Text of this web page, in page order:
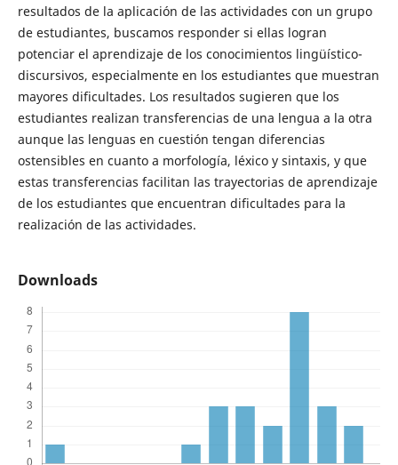
resultados de la aplicación de las actividades con un grupo
de estudiantes, buscamos responder si ellas logran
potenciar el aprendizaje de los conocimientos lingüístico-
discursivos, especialmente en los estudiantes que muestran
mayores dificultades. Los resultados sugieren que los
estudiantes realizan transferencias de una lengua a la otra
aunque las lenguas en cuestión tengan diferencias
ostensibles en cuanto a morfología, léxico y sintaxis, y que
estas transferencias facilitan las trayectorias de aprendizaje
de los estudiantes que encuentran dificultades para la
realización de las actividades.
Downloads